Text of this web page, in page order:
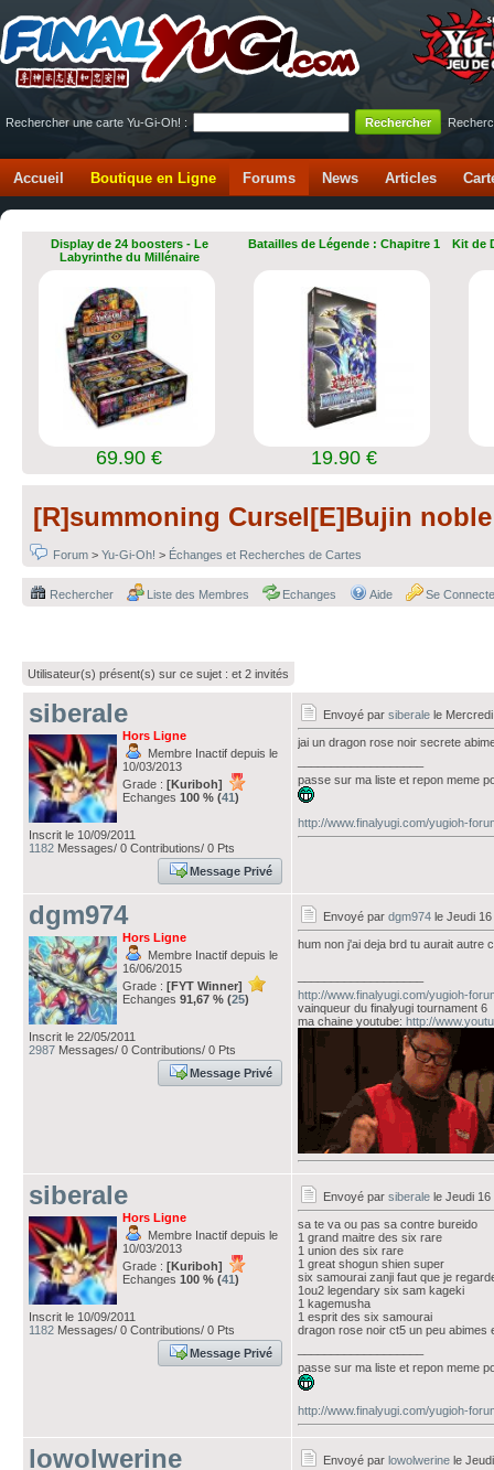
Rechercher une carte Yu-Gi-Oh! :
Accueil Boutique en Ligne Forums News Articles
Display de 24 boosters - Le
Labyrinthe du Millénaire
69.90 €
Batailles de Légende : Chapitre 1
19.90 €
Kit de
[R]summoning Cursel[E]Bujin
Forum > Yu-Gi-Oh! > Échanges et Recherches de Cartes
Rechercher Liste des Membres Echanges Aide Se
Utilisateur(s) présent(s) sur ce sujet : et 2 invités
siberale
Hors Ligne
Membre Inactif depuis le
10/03/2013
Grade : [Kuriboh]
Echanges 100 % (41)
Inscrit le 10/09/2011
1182 Messages/ 0 Contributions/ 0 Pts
Message Privé
Envoyé par siberale le
jai un dragon rose noir secrete
passe sur ma liste et repon meme
http://www.finalyugi.com/yugioh-
dgm974
Hors Ligne
Membre Inactif depuis le
16/06/2015
Grade : [FYT Winner]
Echanges 91,67 % (25)
Inscrit le 22/05/2011
2987 Messages/ 0 Contributions/ 0 Pts
Message Privé
Envoyé par dgm974 le Jeudi
hum non j'ai deja brd tu aurait autre
http://www.finalyugi.com/yugioh-
vainqueur du finalyugi tournament 6
ma chaine youtube: http://
siberale
Hors Ligne
Membre Inactif depuis le
10/03/2013
Grade : [Kuriboh]
Echanges 100 % (41)
Inscrit le 10/09/2011
1182 Messages/ 0 Contributions/ 0 Pts
Message Privé
Envoyé par siberale le Jeudi
sa te va ou pas sa contre bureido
1 grand maitre des six rare
1 union des six rare
1 great shogun shien super
six samourai zanji faut que je
1ou2 legendary six sam kageki
1 kagemusha
1 esprit des six samourai
dragon rose noir ct5 un peu abimes
passe sur ma liste et repon meme
http://www.finalyugi.com/yugioh-
lowolwerine Envoyé par lowolwerine le